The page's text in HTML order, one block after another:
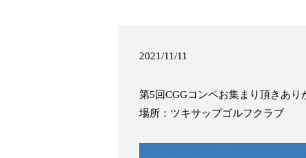
2021/11/11
第5回CGGコンペお集まり頂きあり
場所：ツキサップゴルフクラブ